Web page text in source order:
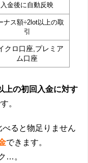
入金後に自動反映
ナス額÷2lot以上の取
引
クロ口座,プレミア
ム口座
上の初回入金に対す
。
ると物足りません
できます。
…。